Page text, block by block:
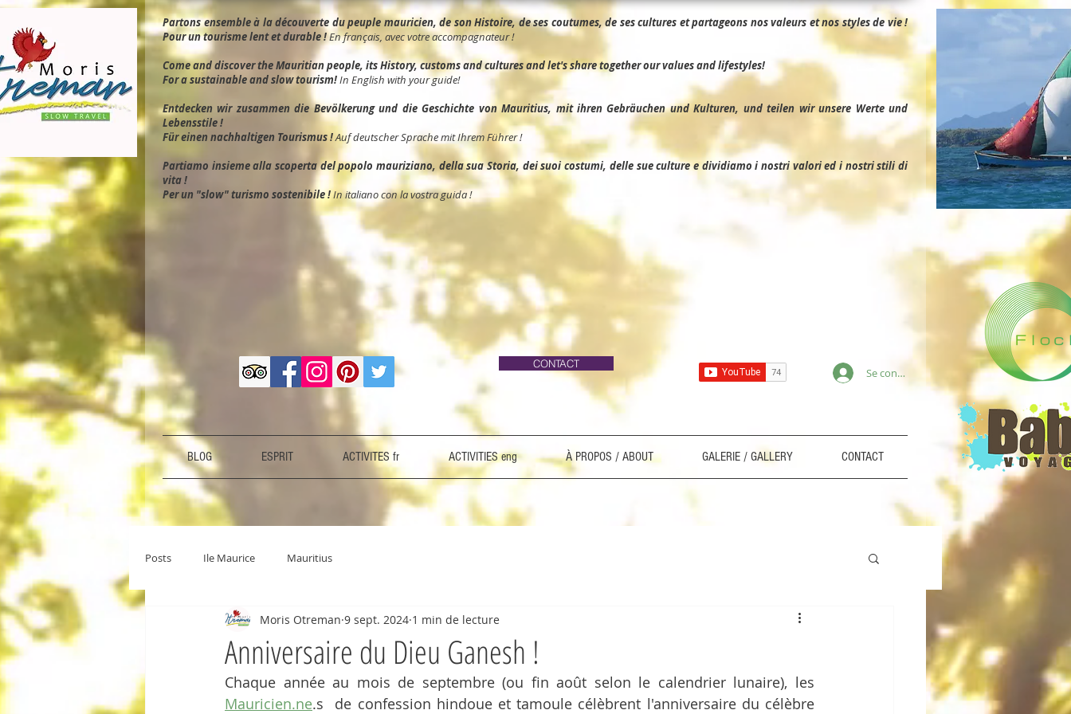
Partons ensemble à la découverte du peuple mauricien, de son Histoire, de ses coutumes, de ses cultures et partageons nos valeurs et nos styles de vie !
Pour un tourisme lent et durable !En français, avec votre accompagnateur !
Come and discover the Mauritian people, its History, customs and cultures and let's share together our values and lifestyles!
For a sustainable and slow tourism!In English with your guide!
Entdecken wir zusammen die Bevölkerung und die Geschichte von Mauritius, mit ihren Gebräuchen und Kulturen, und teilen wir unsere Werte und
Lebensstile !
Für einen nachhaltigen Tourismus !Auf deutscher Sprache mit Ihrem Führer !
Partiamo insieme alla scoperta del popolo mauriziano, della sua Storia, dei suoi costumi, delle sue culture e dividiamo i nostri valori ed i nostri stili di
vita !
Per un "slow" turismo sostenibile !In italiano con la vostra guida !
CONTACT
Se connecter
BLOG ESPRIT ACTIVITES fr ACTIVITIES eng À PROPOS / ABOUT GALERIE / GALLERY CONTACT
Posts Ile Maurice Mauritius
Anniversaire du Dieu Ganesh !
Moris Otreman 9 sept. 2024 1 min de lecture
Mauricien.ne.s  de confession hindoue et tamoule célèbrent l'anniversaire du célèbre